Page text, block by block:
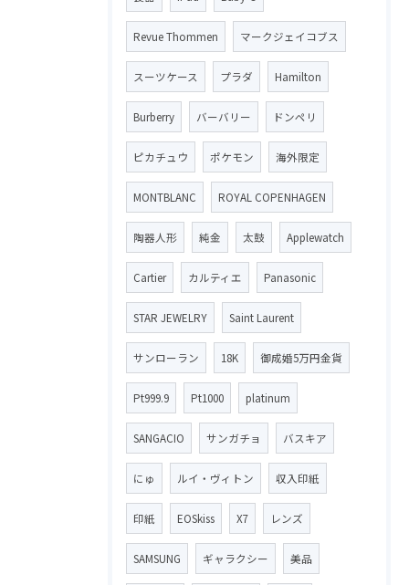
Revue Thommen マークジェイコブス
スーツケース プラダ Hamilton
Burberry バーバリー ドンペリ
ピカチュウ ポケモン 海外限定
MONTBLANC ROYAL COPENHAGEN
陶器人形 純金 太鼓 Applewatch
Cartier カルティエ Panasonic
STAR JEWELRY Saint Laurent
サンローラン 18K 御成婚5万円金貨
Pt999.9 Pt1000 platinum
SANGACIO サンガチョ バスキア
にゅ ルイ・ヴィトン 収入印紙
印紙 EOSkiss X7 レンズ
SAMSUNG ギャラクシー 美品